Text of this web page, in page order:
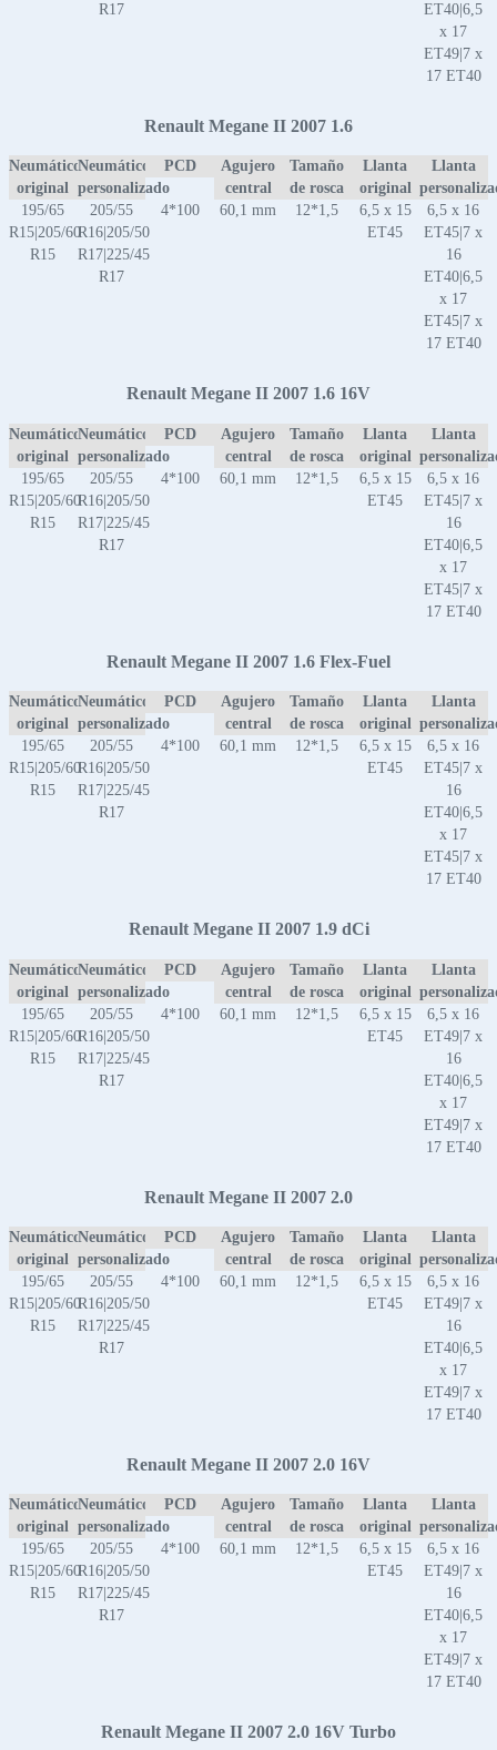
R17
ET40|6,5
x 17
ET49|7 x
17 ET40
Renault Megane II 2007 1.6
Neumático
original
Neumático
personalizado
PCD
Agujero
central
Tamaño
de rosca
Llanta
original
Llanta
195/65
R15|205/60
R15
205/55
R16|205/50
R17|225/45
R17
4*100 60,1 mm 12*1,5
6,5 x 15
ET45
6,5 x 16
ET45|7 x
16
ET40|6,5
x 17
ET45|7 x
17 ET40
Renault Megane II 2007 1.6 16V
Neumático
original
Neumático
personalizado
PCD
Agujero
central
Tamaño
de rosca
Llanta
original
Llanta
195/65
R15|205/60
R15
205/55
R16|205/50
R17|225/45
R17
4*100 60,1 mm 12*1,5
6,5 x 15
ET45
6,5 x 16
ET45|7 x
16
ET40|6,5
x 17
ET45|7 x
17 ET40
Renault Megane II 2007 1.6 Flex-Fuel
Neumático
original
Neumático
personalizado
PCD
Agujero
central
Tamaño
de rosca
Llanta
original
Llanta
195/65
R15|205/60
R15
205/55
R16|205/50
R17|225/45
R17
4*100 60,1 mm 12*1,5
6,5 x 15
ET45
6,5 x 16
ET45|7 x
16
ET40|6,5
x 17
ET45|7 x
17 ET40
Renault Megane II 2007 1.9 dCi
Neumático
original
Neumático
personalizado
PCD
Agujero
central
Tamaño
de rosca
Llanta
original
Llanta
195/65
R15|205/60
R15
205/55
R16|205/50
R17|225/45
R17
4*100 60,1 mm 12*1,5
6,5 x 15
ET45
6,5 x 16
ET49|7 x
16
ET40|6,5
x 17
ET49|7 x
17 ET40
Renault Megane II 2007 2.0
Neumático
original
Neumático
personalizado
PCD
Agujero
central
Tamaño
de rosca
Llanta
original
Llanta
195/65
R15|205/60
R15
205/55
R16|205/50
R17|225/45
R17
4*100 60,1 mm 12*1,5
6,5 x 15
ET45
6,5 x 16
ET49|7 x
16
ET40|6,5
x 17
ET49|7 x
17 ET40
Renault Megane II 2007 2.0 16V
Neumático
original
Neumático
personalizado
PCD
Agujero
central
Tamaño
de rosca
Llanta
original
Llanta
195/65
R15|205/60
R15
205/55
R16|205/50
R17|225/45
R17
4*100 60,1 mm 12*1,5
6,5 x 15
ET45
6,5 x 16
ET49|7 x
16
ET40|6,5
x 17
ET49|7 x
17 ET40
Renault Megane II 2007 2.0 16V Turbo